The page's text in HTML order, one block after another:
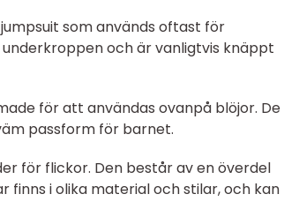
som används oftast för
och är vanligtvis knäppt
för att användas ovanpå blöjor. De
passform för barnet.
för flickor. Den består av en överdel
finns i olika material och stilar, och kan